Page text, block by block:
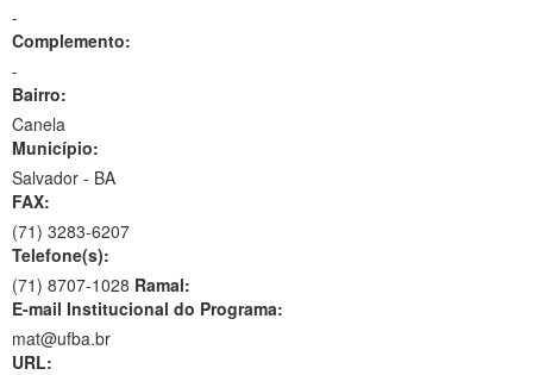
-
Complemento:
-
Bairro:
Canela
Município:
Salvador - BA
FAX:
(71) 3283-6207
Telefone(s):
(71) 8707-1028 Ramal:
E-mail Institucional do Programa:
mat@ufba.br
URL: